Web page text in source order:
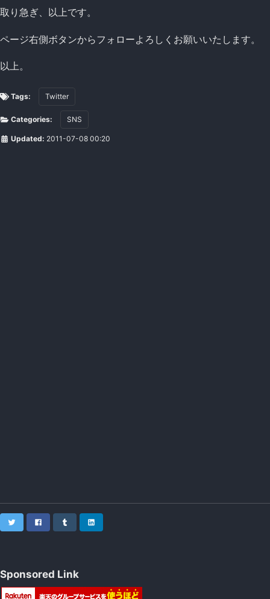
取り急ぎ、以上です。
ページ右側ボタンからフォローよろしくお願いいたします。
以上。
Tags: Twitter
Categories: SNS
Updated: 2011-07-08 00:20
Twitter FacebookTumblr
Sponsored Link